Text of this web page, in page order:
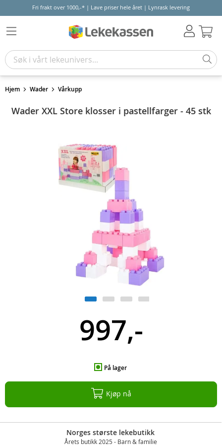
Fri frakt over 1000,-* | Lave priser hele året | Lynrask levering
Hjem Wader Vårkupp
Wader XXL Store klosser i pastellfarger - 45 stk
997,-
På lager
Kjøp nå
Norges største lekebutikk
Årets butikk 2025 - Barn & familie